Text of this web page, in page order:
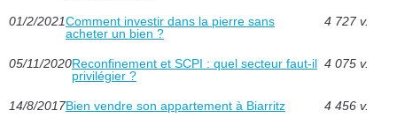
01/2/2021Comment investir dans la pierre sans
acheter un bien ?
4 727 v.
05/11/2020Reconfinement et SCPI : quel secteur faut-il
privilégier ?
4 075 v.
14/8/2017Bien vendre son appartement à Biarritz 4 456 v.